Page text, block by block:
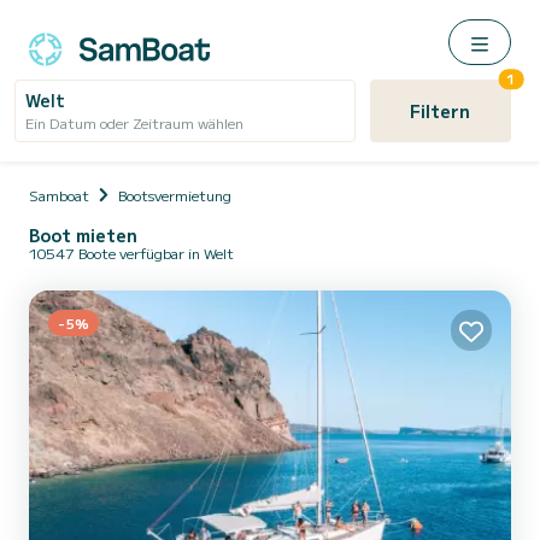
Welt
Ein Datum oder Zeitraum wählen Filtern
1
Samboat Bootsvermietung
Boot mieten
10547 Boote verfügbar in Welt
-5%